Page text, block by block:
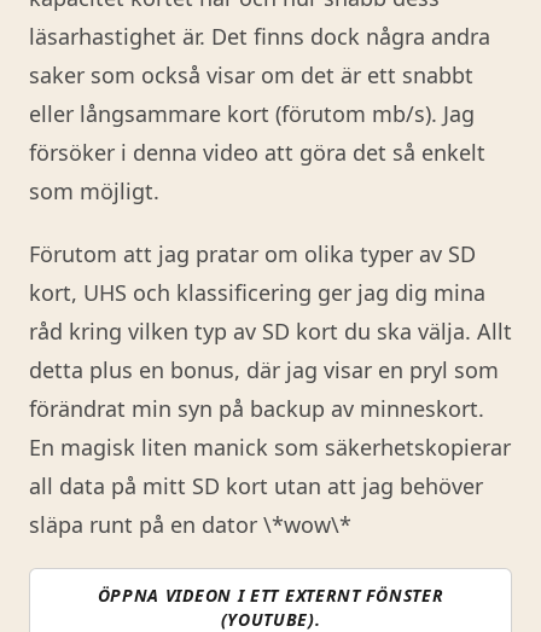
läsarhastighet är. Det finns dock några andra
saker som också visar om det är ett snabbt
eller långsammare kort (förutom mb/s). Jag
försöker i denna video att göra det så enkelt
som möjligt.
Förutom att jag pratar om olika typer av SD
kort, UHS och klassificering ger jag dig mina
råd kring vilken typ av SD kort du ska välja. Allt
detta plus en bonus, där jag visar en pryl som
förändrat min syn på backup av minneskort.
En magisk liten manick som säkerhetskopierar
all data på mitt SD kort utan att jag behöver
släpa runt på en dator \*wow\*
ÖPPNA VIDEON I ETT EXTERNT FÖNSTER
(YOUTUBE).